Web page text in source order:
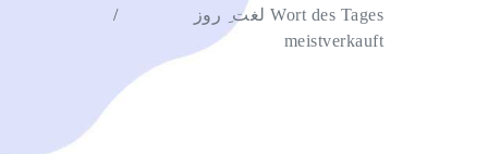
Wort des Tages لغت ِ روز
meistverkauft